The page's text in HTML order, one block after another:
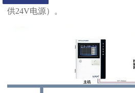
供24V电源）。